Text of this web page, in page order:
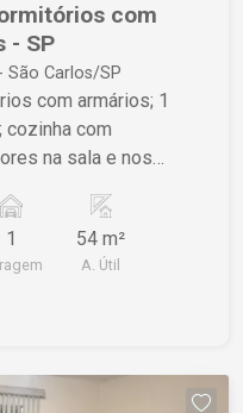
com
- SP
São Carlos/SP
com armários; 1
cozinha com
na sala e nos
Condomínio com
quadra; área do
ficam, o cliente só
1 54 m²
A. Útil